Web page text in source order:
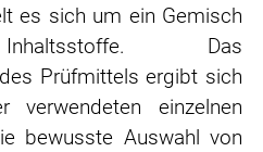
es sich um ein Gemisch
Das
Prüfmittels ergibt sich
einzelnen
bewusste Auswahl von